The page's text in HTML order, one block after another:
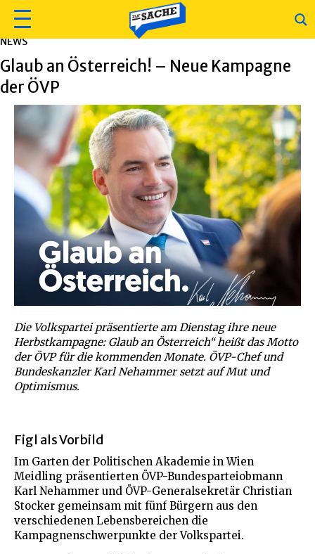
NEWS
Glaub an Österreich! – Neue Kampagne
der ÖVP
Die Volkspartei präsentierte am Dienstag ihre neue
Herbstkampagne: Glaub an Österreich“ heißt das Motto
der ÖVP für die kommenden Monate. ÖVP-Chef und
Bundeskanzler Karl Nehammer setzt auf Mut und
Optimismus.
Figl als Vorbild
Im Garten der Politischen Akademie in Wien
Meidling präsentierten ÖVP-Bundesparteiobmann
Karl Nehammer und ÖVP-Generalsekretär Christian
Stocker gemeinsam mit fünf Bürgern aus den
verschiedenen Lebensbereichen die
Kampagnenschwerpunkte der Volkspartei.